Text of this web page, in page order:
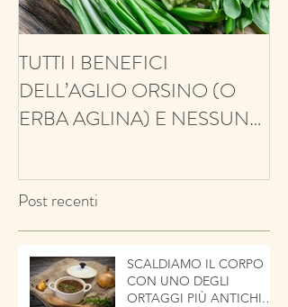
TUTTI I BENEFICI
DELL’AGLIO ORSINO (O
ERBA AGLINA) E NESSUN
Post recenti
SCALDIAMO IL CORPO
CON UNO DEGLI
ORTAGGI PIÙ ANTICHI.